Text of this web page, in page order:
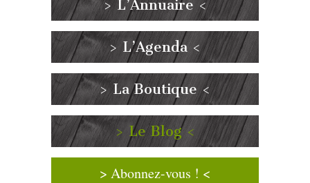
> L’Annuaire <
> L’Agenda <
> La Boutique <
> Le Blog <
> Abonnez-vous ! <